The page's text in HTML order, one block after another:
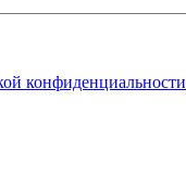
конфиденциальности